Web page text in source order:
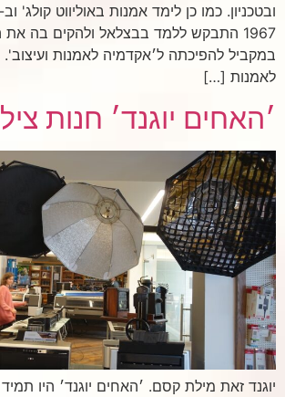
1967 התבקש ללמד בבצלאל ולהקים בה
במקביל להפיכתה ל׳אקדמיה לאמנות
לאמנות […]
׳האחים יוגנד׳ חנות
יוגנד זאת מילת קסם. ׳האחים יוגנד׳ היו תמיד